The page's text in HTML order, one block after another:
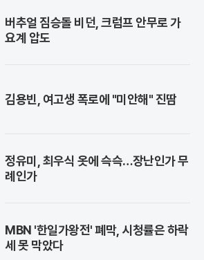
버추얼 짐승돌 비던, 크럼프 안무로 가
요계 압도
김용빈, 여고생 폭로에 "미안해" 진땀
정유미, 최우식 옷에 슥슥…장난인가 무
례인가
MBN '한일가왕전' 폐막, 시청률은 하락
세 못 막았다